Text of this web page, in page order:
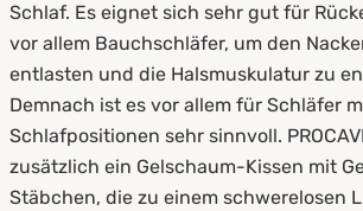
Schlaf. Es eignet sich sehr gut für
vor allem Bauchschläfer, um den
entlasten und die Halsmuskulatur zu
Demnach ist es vor allem für Schläfer
Schlafpositionen sehr sinnvoll.
zusätzlich ein Gelschaum-Kissen mit
Stäbchen, die zu einem schwerelosen